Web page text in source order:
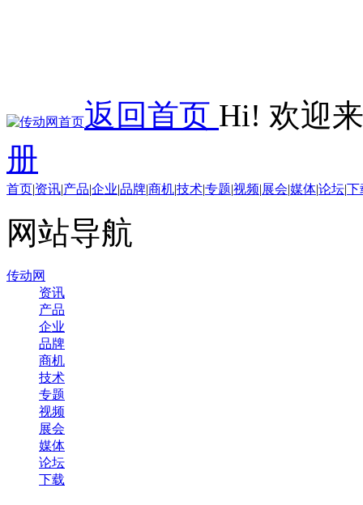
返回首页 Hi! 欢迎
册
首页|资讯|产品|企业|品牌|商机|技术|专题|视频|展会|媒体|论坛|下
网站导航
传动网
资讯
产品
企业
品牌
商机
技术
专题
视频
展会
媒体
论坛
下载